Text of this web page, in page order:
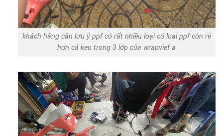
khách hàng cần lưu ý ppf có rất nhiều loại có loại ppf còn rẻ
hơn cả keo trong 3 lớp của wrapviet ạ